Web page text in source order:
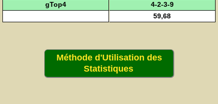
gTop4
4-2-3-9
59,68
Méthode d'Utilisation des
Statistiques